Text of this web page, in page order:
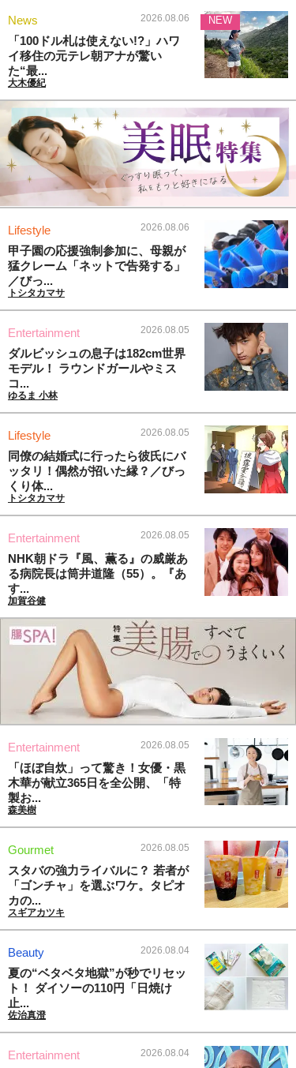
News 2026.08.06
「100ドル札は使えない!?」ハワ
イ移住の元テレ朝アナが驚い
た“最...
大木優紀
NEW
Lifestyle 2026.08.06
甲子園の応援強制参加に、母親が
猛クレーム「ネットで告発する」
／びっ...
トシタカマサ
Entertainment 2026.08.05
ダルビッシュの息子は182cm世界
モデル！ ラウンドガールやミス
コ...
ゆるま 小林
Lifestyle 2026.08.05
同僚の結婚式に行ったら彼氏にバ
ッタリ！偶然が招いた縁？／びっ
くり体...
トシタカマサ
Entertainment 2026.08.05
NHK朝ドラ『風、薫る』の威厳あ
る病院長は筒井道隆（55）。『あ
す...
加賀谷健
Entertainment 2026.08.05
「ほぼ自炊」って驚き！女優・黒
木華が献立365日を全公開、「特
製お...
森美樹
Gourmet 2026.08.05
スタバの強力ライバルに？ 若者が
「ゴンチャ」を選ぶワケ。タピオ
カの...
スギアカツキ
Beauty 2026.08.04
夏の“ベタベタ地獄”が秒でリセッ
ト！ ダイソーの110円「日焼け
止...
佐治真澄
Entertainment 2026.08.04